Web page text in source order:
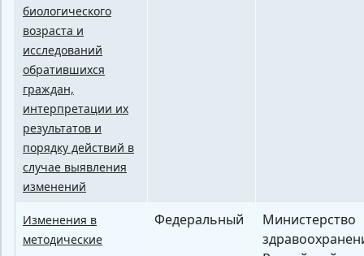
биологического
возраста и
исследований
обратившихся
граждан,
интерпретации их
результатов и
порядку действий в
случае выявления
изменений
Изменения в
методические
Федеральный
Министерство